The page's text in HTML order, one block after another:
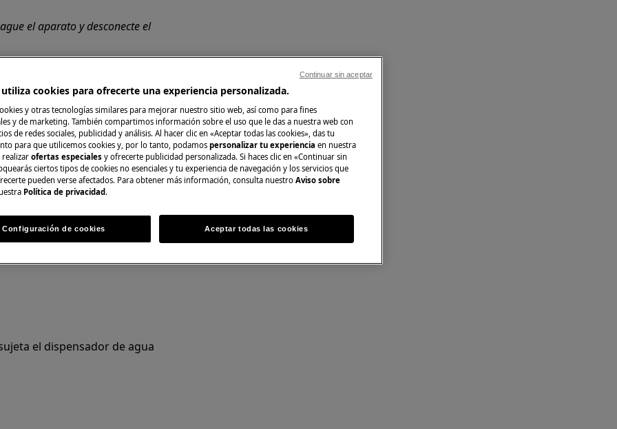
el aparato y desconecte el
electrodomésticos pesados son
no profesional pueden tener
el dispensador de agua
utiliza cookies para ofrecerte una experiencia personalizada.
y otras tecnologías similares para mejorar nuestro sitio web, así como para fines
y de marketing. También compartimos información sobre el uso que le das a nuestra web con
de redes sociales, publicidad y análisis. Al hacer clic en «Aceptar todas las cookies», das tu
para que utilicemos cookies y, por lo tanto, podamos personalizar tu experiencia en nuestra
realizar ofertas especiales y ofrecerte publicidad personalizada. Si haces clic en «Continuar sin
ciertos tipos de cookies no esenciales y tu experiencia de navegación y los servicios que
pueden verse afectados. Para obtener más información, consulta nuestro Aviso sobre
Política de privacidad .
Configuración de cookies Aceptar todas las cookies
Continuar sin aceptar